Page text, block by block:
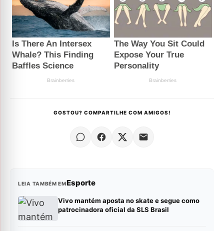
GOSTOU? COMPARTILHE COM AMIGOS!
LEIA TAMBÉM EMEsporte
Vivo mantém aposta no skate e segue como
patrocinadora oficial da SLS Brasil